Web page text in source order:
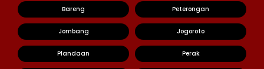
Bareng Peterongan
Jombang Jogoroto
Plandaan Perak